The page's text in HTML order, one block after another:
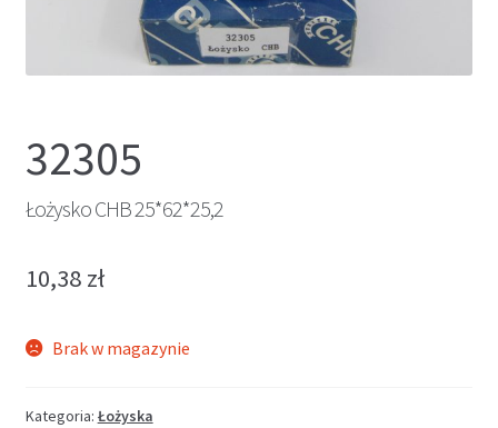
32305
Łożysko CHB 25*62*25,2
10,38 zł
Brak w magazynie
Kategoria: Łożyska